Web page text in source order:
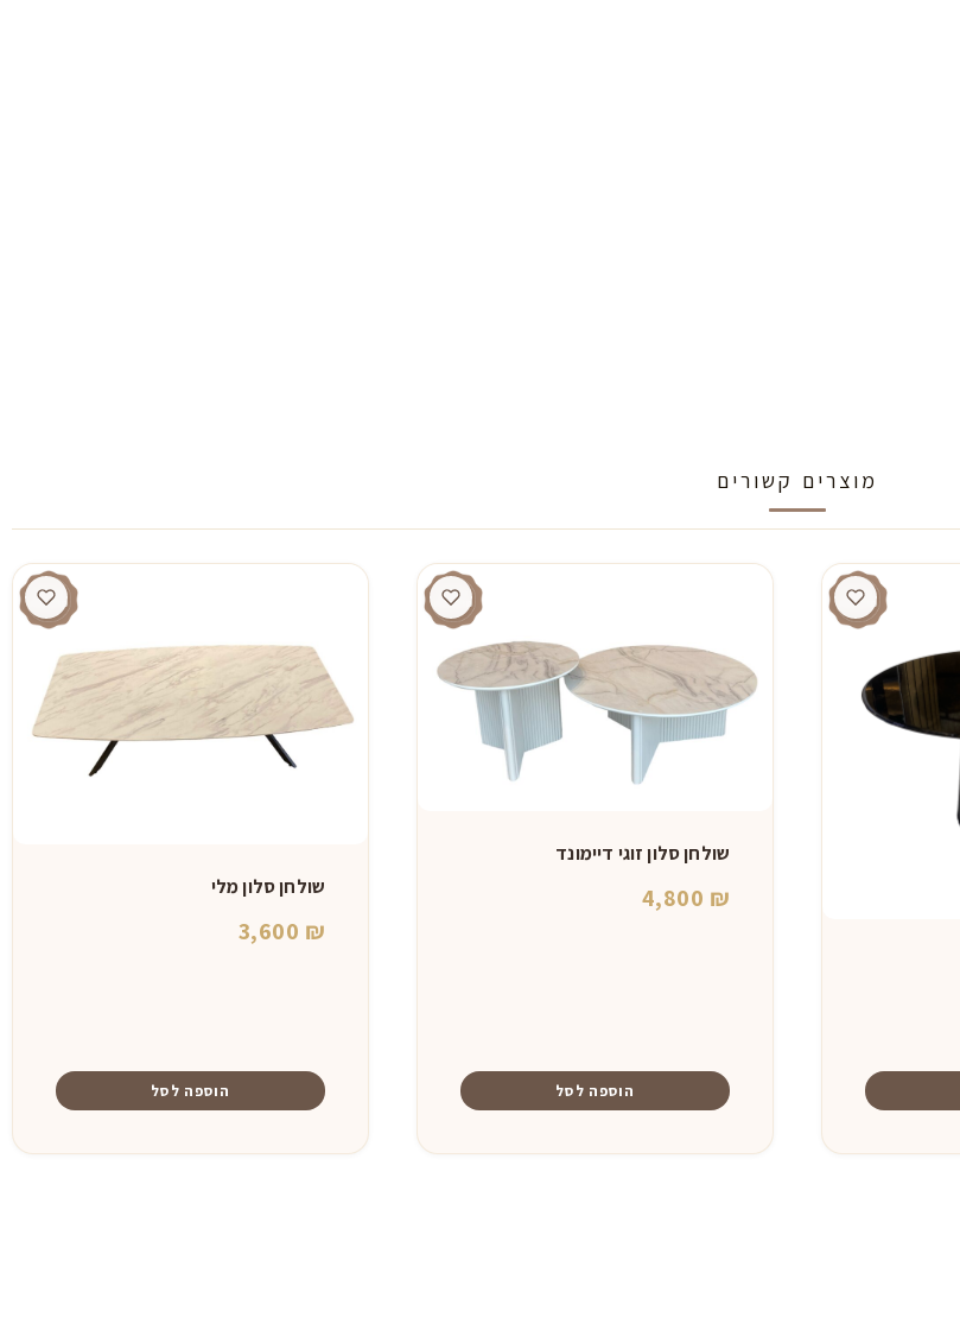
מוצרים קשורים
שולחן סלון זוגי דיימונד
4,800 ₪
הוספה לסל
שולחן סלון מלי
3,600 ₪
הוספה לסל